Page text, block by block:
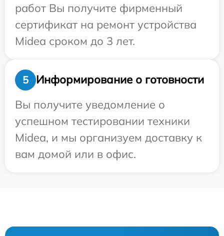
работ Вы получите фирменный
сертификат на ремонт устройства
Midea сроком до 3 лет.
5
Информирование о готовности
Вы получите уведомление о
успешном тестировании техники
Midea, и мы организуем доставку к
вам домой или в офис.